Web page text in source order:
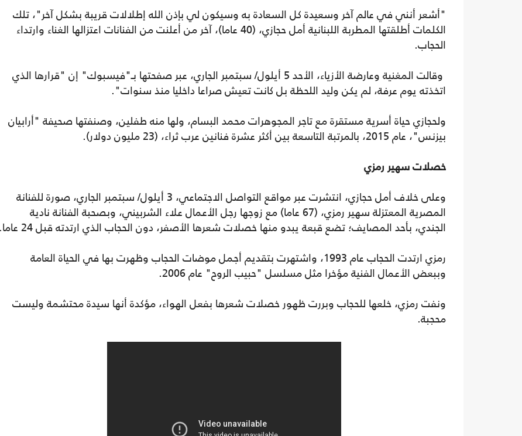
"أشعر أنني في عالم آخر وسعيدة كل السعادة به وسيكون لي بإذن الله إطلالات قريبة بشكل آخر"، تلك
الكلمات أطلقتها المطربة اللبنانية أمل حجازي، (40 عاما)، آخر من أعلنت من الفنانات اعتزالها الغناء وارتداء
الحجاب.
وقالت المغنية وعارضة الأزياء، الأحد 5 أيلول/ سبتمبر الجاري، عبر صفحتها بـ"فيسبوك" إن "قرارها الذي
اتخذته يوم عرفة، لم يكن وليد اللحظة بل كانت تعيش صراعا داخليا منذ سنوات".
ولحجازي حياة أسرية مستقرة مع تاجر المجوهرات محمد البسام، ولها منه طفلين، وصنفتها صحيفة "أرابيان
بيزنس"، عام 2015، بالمرتبة التاسعة بين أكثر عشرة فنانين عرب ثراء، (23 مليون دولار).
خصلات سهير رمزي
وعلى خلاف أمل حجازي، انتشرت عبر مواقع التواصل الاجتماعي، 3 أيلول/ سبتمبر الجاري، صورة للفنانة
المصرية المعتزلة سهير رمزي، (67 عاما) مع زوجها رجل الأعمال علاء الشربيني، وبصحبة الفنانة نادية
الجندي، بأحد المصايف؛ تضع قبعة يبدو منها خصلات شعرها الأصفر، دون الحجاب الذي ارتدته قبل 24 عاما.
رمزي ارتدت الحجاب عام 1993، واشتهرت بتقديم أجمل موضات الحجاب وظهرت بها في الحياة العامة
وببعض الأعمال الفنية مؤخرا مثل مسلسل "حبيب الروح" عام 2006.
ونفت رمزي، خلعها للحجاب وبررت ظهور خصلات شعرها بفعل الهواء، مؤكدة أنها سيدة محتشمة وليست
محجبة.